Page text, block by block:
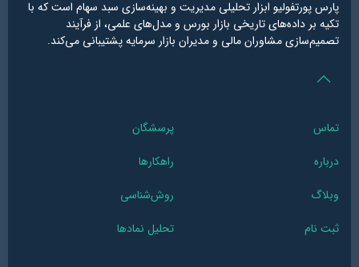
پارس پورتفولیو ابزار تحلیلی مدیریت و بهینه‌سازی سبد سهام است که با
تکیه بر داده‌های تاریخی بازار بورس و مدل‌های علمی، از فرآیند
تصمیم‌سازی مشاوران مالی و مدیران بازار سرمایه پشتیبانی می‌کند.
تماس
درباره
وبلاگ
ثبت نام
پرسشگان
راهکارها
روش‌شناسی
تحلیل نمادها